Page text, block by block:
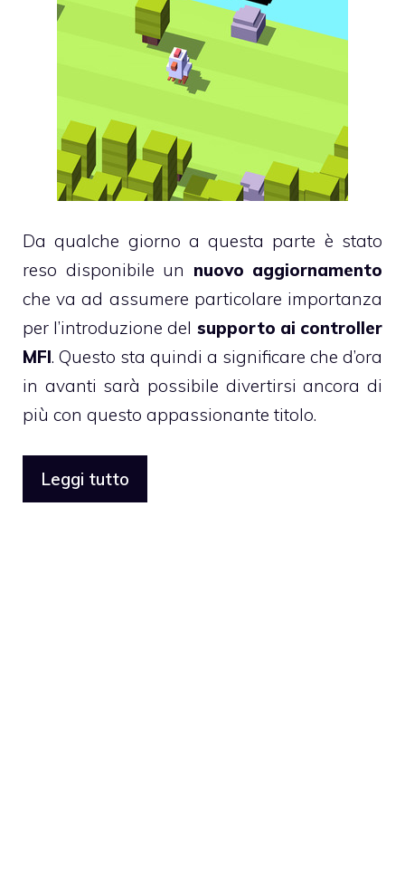
Da qualche giorno a questa parte è stato
reso disponibile un nuovo aggiornamento
che va ad assumere particolare importanza
per l’introduzione del supporto ai controller
MFI. Questo sta quindi a significare che d’ora
in avanti sarà possibile divertirsi ancora di
più con questo appassionante titolo.
Leggi tutto